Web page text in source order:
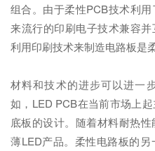
组合。由于柔性PCB技术利
来流行的印刷电子技术兼容并
利用印刷技术来制造电路板是
材料和技术的进步可以进一
如，LED PCB在当前市场上
底板的设计。随着材料耐热
薄LED产品。柔性电路板的